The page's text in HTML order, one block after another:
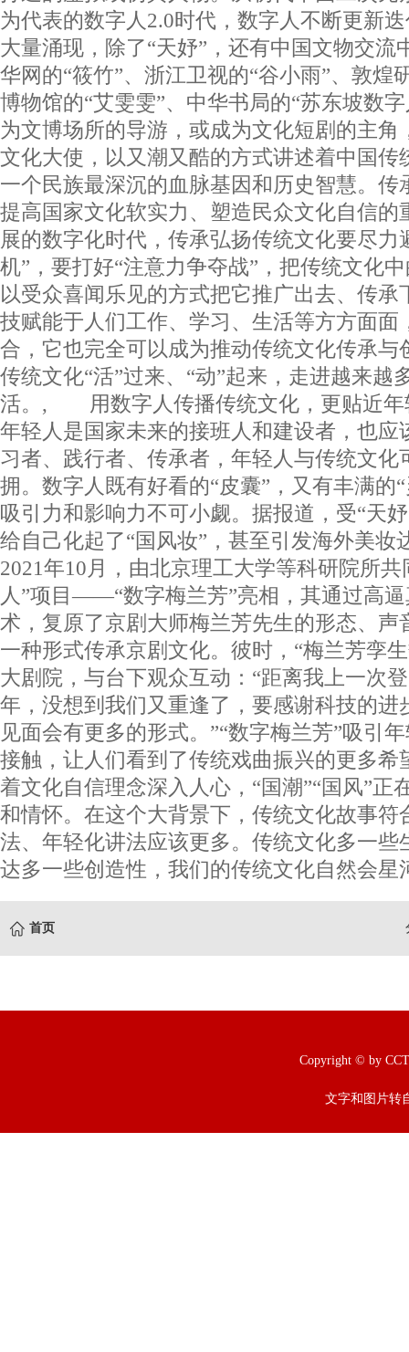
为代表的数字人2.0时代，数字人不断更新
大量涌现，除了“天妤”，还有中国文物交流
华网的“筱竹”、浙江卫视的“谷小雨”、敦煌
博物馆的“艾雯雯”、中华书局的“苏东坡数
为文博场所的导游，或成为文化短剧的主角
文化大使，以又潮又酷的方式讲述着中
一个民族最深沉的血脉基因和历史智慧。传
提高国家文化软实力、塑造民众文化自信的
展的数字化时代，传承弘扬传统文化要尽力
机”，要打好“注意力争夺战”，把传统文化
以受众喜闻乐见的方式把它推广出去、
技赋能于人们工作、学习、生活等方方面面
合，它也完全可以成为推动传统文化传承与
传统文化“活”过来、“动”起来，走进越来越
活。, 用数字人传播传统文化，更贴近年
年轻人是国家未来的接班人和建设者，也应
习者、践行者、传承者，年轻人与传统文化
拥。数字人既有好看的“皮囊”，又有丰满的
吸引力和影响力不可小觑。据报道，受“天
给自己化起了“国风妆”，甚至引发海外
2021年10月，由北京理工大学等科研院所
人”项目——“数字梅兰芳”亮相，其通过高
术，复原了京剧大师梅兰芳先生的形态、声
一种形式传承京剧文化。彼时，“梅兰芳孪
大剧院，与台下观众互动：“距离我上一次
年，没想到我们又重逢了，要感谢科技的进
见面会有更多的形式。”“数字梅兰芳”吸引
接触，让人们看到了传统戏曲振兴的更
着文化自信理念深入人心，“国潮”“国风”正
和情怀。在这个大背景下，传统文化故事符
法、年轻化讲法应该更多。传统文化多一些
达多一些创造性，我们的传统文化自然会星
首页
Copyright © by
文字和图片转